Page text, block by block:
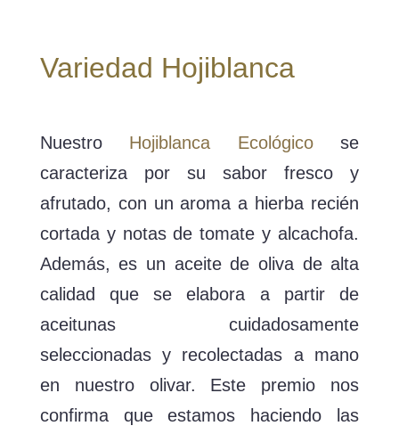
Variedad Hojiblanca
Nuestro Hojiblanca Ecológicose
caracteriza por su sabor fresco y
afrutado, con un aroma a hierba recién
cortada y notas de tomate y alcachofa.
Además, es un aceite de oliva de alta
calidad que se elabora a partir de
aceitunas cuidadosamente
seleccionadas y recolectadas a mano
en nuestro olivar. Este premio nos
confirma que estamos haciendo las